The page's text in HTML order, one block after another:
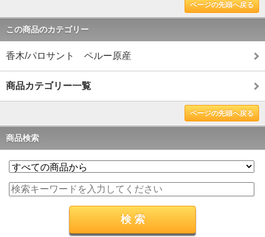
ページの先頭へ戻る
この商品のカテゴリー
香木/パロサント ペルー原産
商品カテゴリー一覧
ページの先頭へ戻る
商品検索